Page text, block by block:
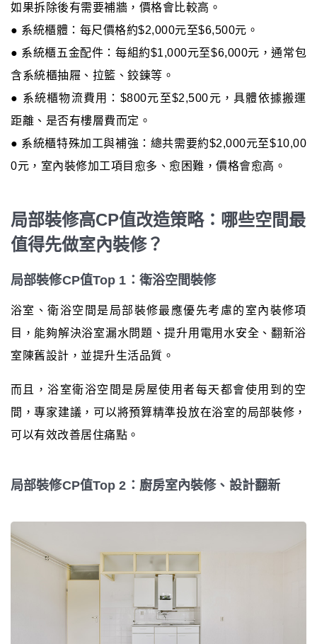
如果拆除後有需要補牆，價格會比較高。
● 系統櫃體：每尺價格約$2,000元至$6,500元。
● 系統櫃五金配件：每組約$1,000元至$6,000元，通常包
含系統櫃抽屜、拉籃、鉸鍊等。
● 系統櫃物流費用：$800元至$2,500元，具體依據搬運
距離、是否有樓層費而定。
● 系統櫃特殊加工與補強：總共需要約$2,000元至$10,00
0元，室內裝修加工項目愈多、愈困難，價格會愈高。
局部裝修高CP值改造策略：哪些空間最
值得先做室內裝修？
局部裝修CP值Top 1：衛浴空間裝修
浴室、衛浴空間是局部裝修最應優先考慮的室內裝修項
目，能夠解決浴室漏水問題、提升用電用水安全、翻新浴
室陳舊設計，並提升生活品質。
而且，浴室衛浴空間是房屋使用者每天都會使用到的空
間，專家建議，可以將預算精準投放在浴室的局部裝修，
可以有效改善居住痛點。
局部裝修CP值Top 2：廚房室內裝修、設計翻新